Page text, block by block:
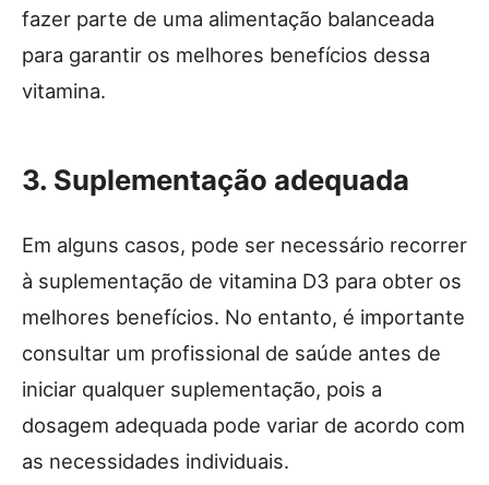
fazer parte de uma alimentação balanceada
para garantir os melhores benefícios dessa
vitamina.
3. Suplementação adequada
Em alguns casos, pode ser necessário recorrer
à suplementação de vitamina D3 para obter os
melhores benefícios. No entanto, é importante
consultar um profissional de saúde antes de
iniciar qualquer suplementação, pois a
dosagem adequada pode variar de acordo com
as necessidades individuais.